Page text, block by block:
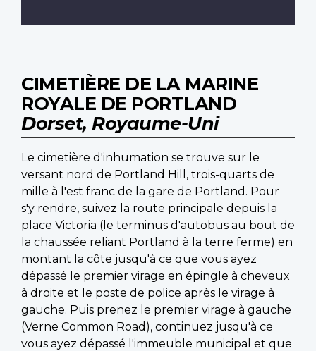
CIMETIÈRE DE LA MARINE
ROYALE DE PORTLAND
Dorset, Royaume-Uni
Le cimetière d'inhumation se trouve sur le
versant nord de Portland Hill, trois-quarts de
mille à l'est franc de la gare de Portland. Pour
s'y rendre, suivez la route principale depuis la
place Victoria (le terminus d'autobus au bout de
la chaussée reliant Portland à la terre ferme) en
montant la côte jusqu'à ce que vous ayez
dépassé le premier virage en épingle à cheveux
à droite et le poste de police après le virage à
gauche. Puis prenez le premier virage à gauche
(Verne Common Road), continuez jusqu'à ce
vous ayez dépassé l'immeuble municipal et que